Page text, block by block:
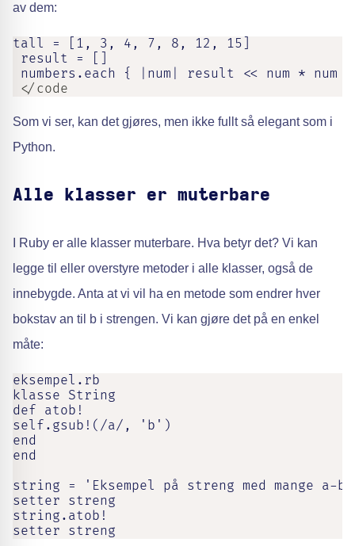
av dem:
tall = [1, 3, 4, 7, 8, 12, 15]
result = []
numbers.each { |num| result << num * num
</code
Som vi ser, kan det gjøres, men ikke fullt så elegant som i
Python.
Alle klasser er muterbare
I Ruby er alle klasser muterbare. Hva betyr det? Vi kan
legge til eller overstyre metoder i alle klasser, også de
innebygde. Anta at vi vil ha en metode som endrer hver
bokstav an til b i strengen. Vi kan gjøre det på en enkel
måte:
eksempel.rb
klasse String
def atob!
self.gsub!(/a/, 'b')
end
end
string = 'Eksempel på streng med mange a-
setter streng
string.atob!
setter streng